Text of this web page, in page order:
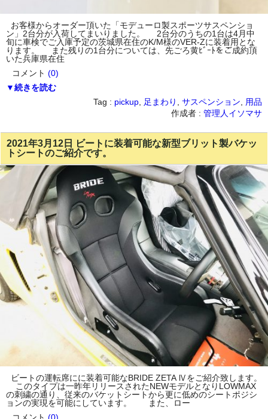
お客様からオーダー頂いた「モデューロ製スポーツサスペンショ
ン」2台分が入荷してまいりました。 2台分のうちの1台は4月中
旬に車検でご入庫予定の茨城県在住のK/M様のVER-Zに装着用とな
ります。 また残りの1台分については、先ごろ黄ﾋﾞｰﾄをご成約頂
いた兵庫県在住
コメント (0)
▼続きを読む
Tag : pickup 足まわり サスペンション
用品
作成者 : 管理人イソマサ
2021年3月12日 ビートに装着可能な新型ブリット製バケッ
トシートのご紹介です。
ビートの運転席にに装着可能なBRIDE ZETA Ⅳをご紹介致します。
このタイプは一昨年リリースされたNEWモデルとなりLOWMAX
の刺繍の通り、従来のバケットシートから更に低めのシートポジシ
ョンの実現を可能にしています。 また、ロー